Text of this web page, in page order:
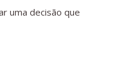
uma decisão que